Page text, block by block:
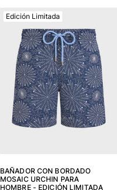
BAÑADOR CON BORDADO
MOSAIC URCHIN PARA
HOMBRE - EDICIÓN LIMITADA
Edición Limitada